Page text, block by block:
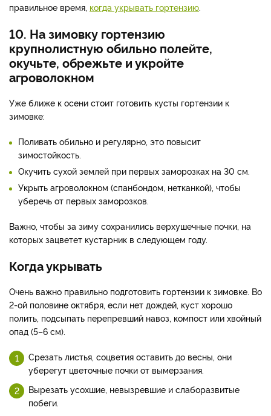
правильное время, когда укрывать гортензию
10. На зимовку гортензию
крупнолистную обильно полейте,
окучьте, обрежьте и укройте
агроволокном
Уже ближе к осени стоит готовить кусты гортензии к
зимовке:
Поливать обильно и регулярно, это повысит
зимостойкость.
Окучить сухой землей при первых заморозках на 30 см.
Укрыть агроволокном (спанбондом, нетканкой), чтобы
уберечь от первых заморозков.
Важно, чтобы за зиму сохранились верхушечные почки, на
которых зацветет кустарник в следующем году.
Когда укрывать
Очень важно правильно подготовить гортензии к зимовке. Во
2-ой половине октября, если нет дождей, куст хорошо
полить, подсыпать перепревший навоз, компост или хвойный
опад (5–6 см).
Срезать листья, соцветия оставить до весны, они
уберегут цветочные почки от вымерзания.
Вырезать усохшие, невызревшие и слаборазвитые
побеги.